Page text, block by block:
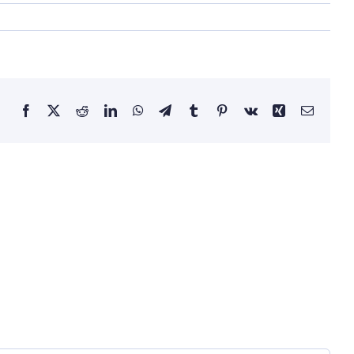
Facebook RedditLinkedInWhatsApp
TelegramTumblrPinterestVk Xing Email